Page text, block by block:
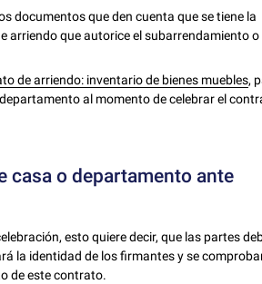
documentos que den cuenta que se tiene la
arriendo que autorice el subarrendamiento o
de arriendo: inventario de bienes muebles,
al momento de celebrar el
casa o departamento ante
esto quiere decir, que las partes
la identidad de los firmantes y se
de este contrato.